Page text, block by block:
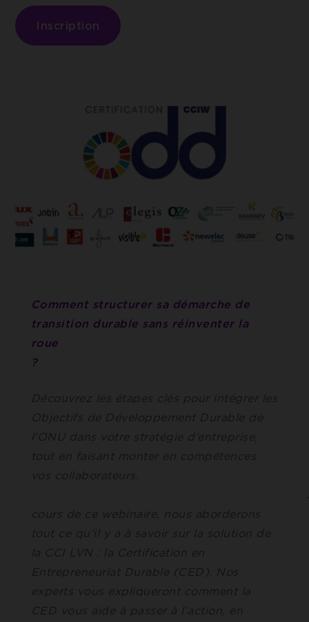
Inscription
Comment structurer sa démarche de
transition durable sans réinventer la
roue
Découvrez les étapes clés pour intégrer les
Objectifs de Développement Durable de
l’ONU dans votre stratégie d’entreprise,
tout en faisant monter en compétences
vos collaborateurs.
cours de ce webinaire, nous aborderons
tout ce qu’il y a à savoir sur la solution de
la CCI LVN : la Certification en
Entrepreneuriat Durable (CED). Nos
experts vous expliqueront comment la
CED vous aide à passer à l’action, en
Google Tag Manager
Cookie de Google Tag Manager nous permet de mettre
en place et gérer l'envoi des données sur Google
ACCEPTER LES COOKIES SÉLECTIONNÉS